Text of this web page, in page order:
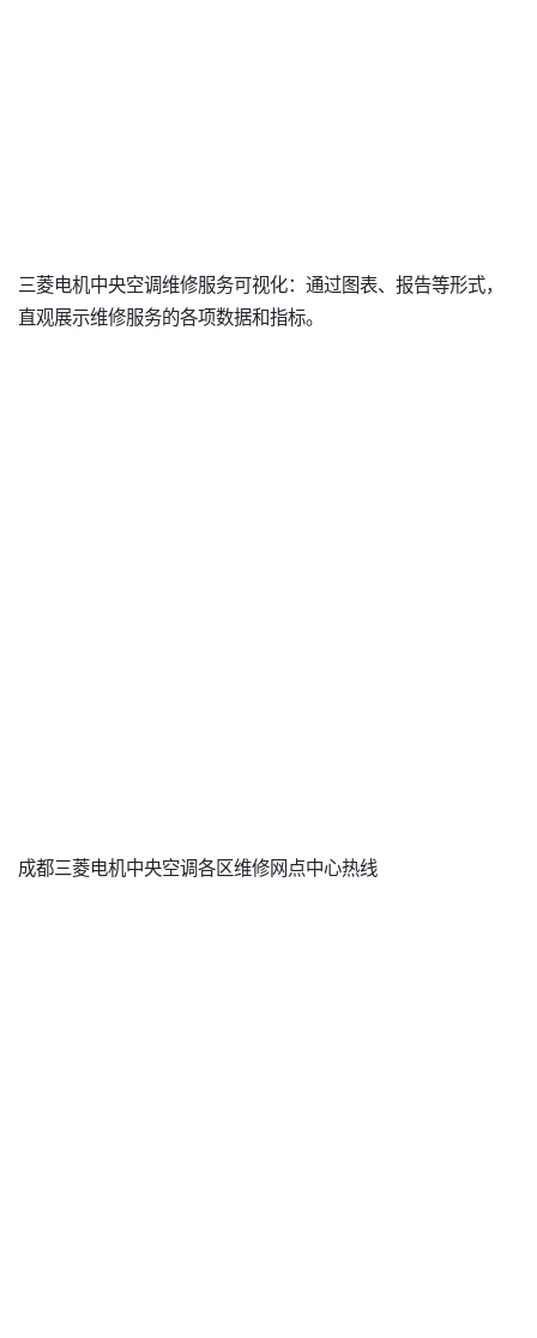
三菱电机中央空调维修服务可视化：通过图表、报告等形式，
直观展示维修服务的各项数据和指标。
成都三菱电机中央空调各区维修网点中心热线